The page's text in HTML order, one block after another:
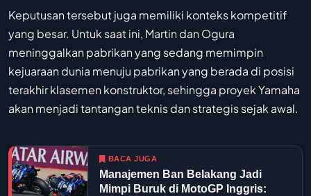
Keputusan tersebut juga memiliki konteks kompetitif
yang besar. Untuk saat ini, Martin dan Ogura
meninggalkan pabrikan yang sedang memimpin
kejuaraan dunia menuju pabrikan yang berada di posisi
terakhir klasemen konstruktor, sehingga proyek Yamaha
akan menjadi tantangan teknis dan strategis sejak awal.
BACA JUGA
Manajemen Ban Belakang Jadi
Mimpi Buruk di MotoGP Inggris: